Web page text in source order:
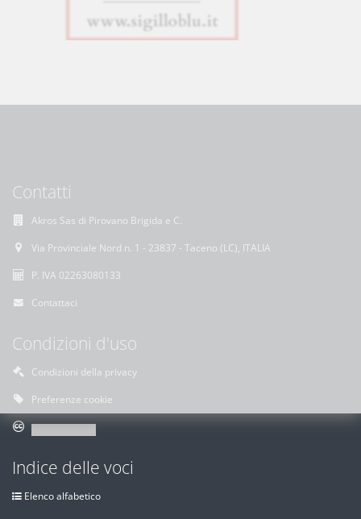
Contatti
Akros Sas di Pirovano Brigida e C.
Via Provinciale Nord n. 1 - 23837 - Taceno (LC), ITALIA
P. IVA 02263080133
Contattaci
Condizioni d'uso
Condizioni della privacy
Preferenze cookie
Indice delle voci
Elenco alfabetico